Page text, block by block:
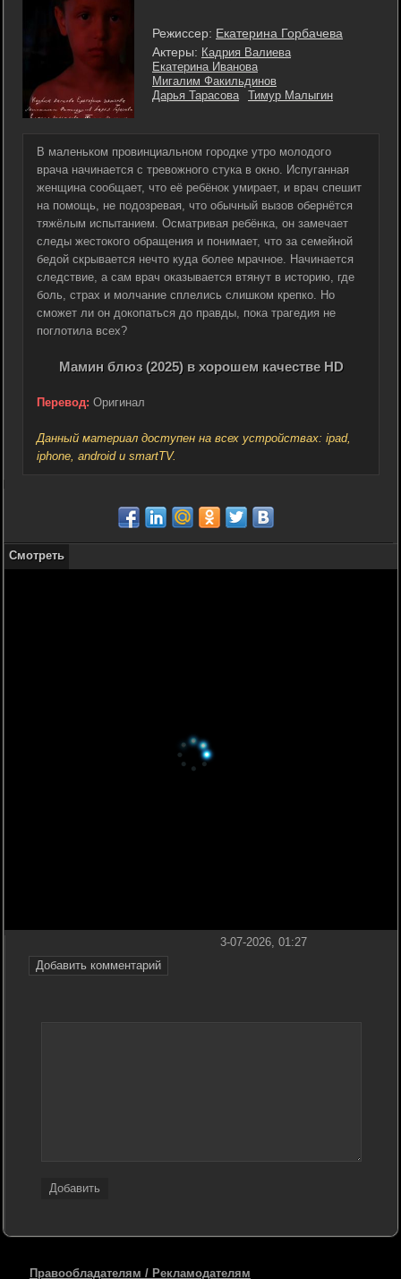
Режиссер: Екатерина Горбачева
Актеры: Кадрия Валиева
Екатерина Иванова
Мигалим Факильдинов
Дарья Тарасова
Тимур Малыгин
В маленьком провинциальном городке утро молодого
врача начинается с тревожного стука в окно. Испуганная
женщина сообщает, что её ребёнок умирает, и врач спешит
на помощь, не подозревая, что обычный вызов обернётся
тяжёлым испытанием. Осматривая ребёнка, он замечает
следы жестокого обращения и понимает, что за семейной
бедой скрывается нечто куда более мрачное. Начинается
следствие, а сам врач оказывается втянут в историю, где
боль, страх и молчание сплелись слишком крепко. Но
сможет ли он докопаться до правды, пока трагедия не
поглотила всех?
Мамин блюз (2025) в хорошем качестве HD
Перевод: Оригинал
Данный материал доступен на всех устройствах: ipad,
iphone, android и smartTV.
Смотреть
Добавить комментарий
3-07-2026, 01:27
Добавить
Правообладателям / Рекламодателям